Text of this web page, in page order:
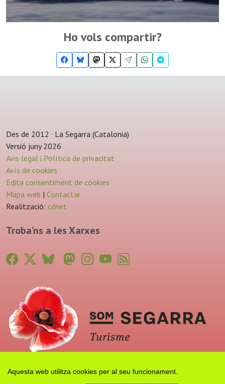
Aquesta web utilitza cookies per al seu funcionament.
Ho vols compartir?
Des de 2012 · La Segarra (Catalonia)
Versió juny 2026
Avis legal i Política de privacitat
Avís de cookies
Edita consentiment de cookies
Mapa web | Contactar
Realització: cdnet
Troba'ns a les Xarxes